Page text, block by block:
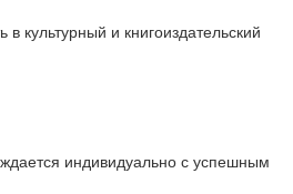
в культурный и книгоиздательский
индивидуально с успешным